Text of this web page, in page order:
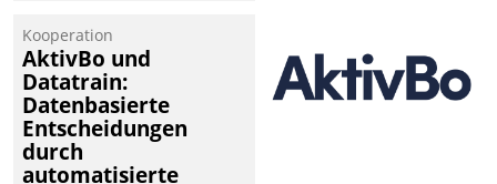
operativen
Instandhaltung in die
SAP-Systemlandschaft
deutscher
Wohnungsunternehmen
Kooperation
AktivBo und
Datatrain:
Datenbasierte
Entscheidungen
durch
automatisierte